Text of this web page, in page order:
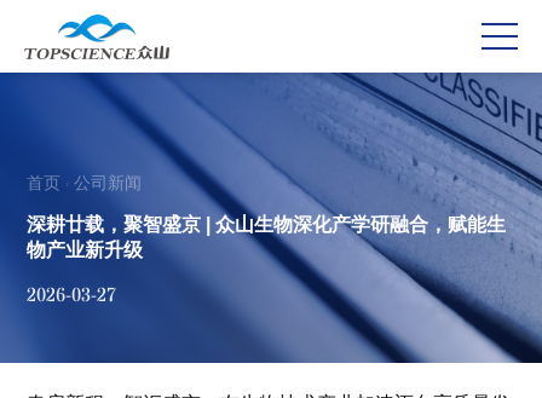
首页 / 公司新闻
深耕廿载，聚智盛京 | 众山生物深化产学研融合，赋能生
物产业新升级
2026-03-27